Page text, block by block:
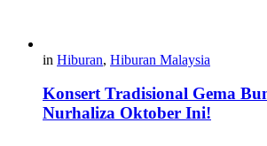
in Hiburan, Hiburan Malaysia
Konsert Tradisional Gema
Nurhaliza Oktober Ini!